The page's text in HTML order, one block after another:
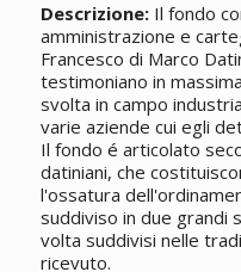
Descrizione:Il fondo
amministrazione e
Francesco di Marco
testimoniano in
svolta in campo
varie aziende cui egli
Il fondo é articolato
datiniani, che
l'ossatura
suddiviso in due grandi
volta suddivisi nelle
ricevuto.